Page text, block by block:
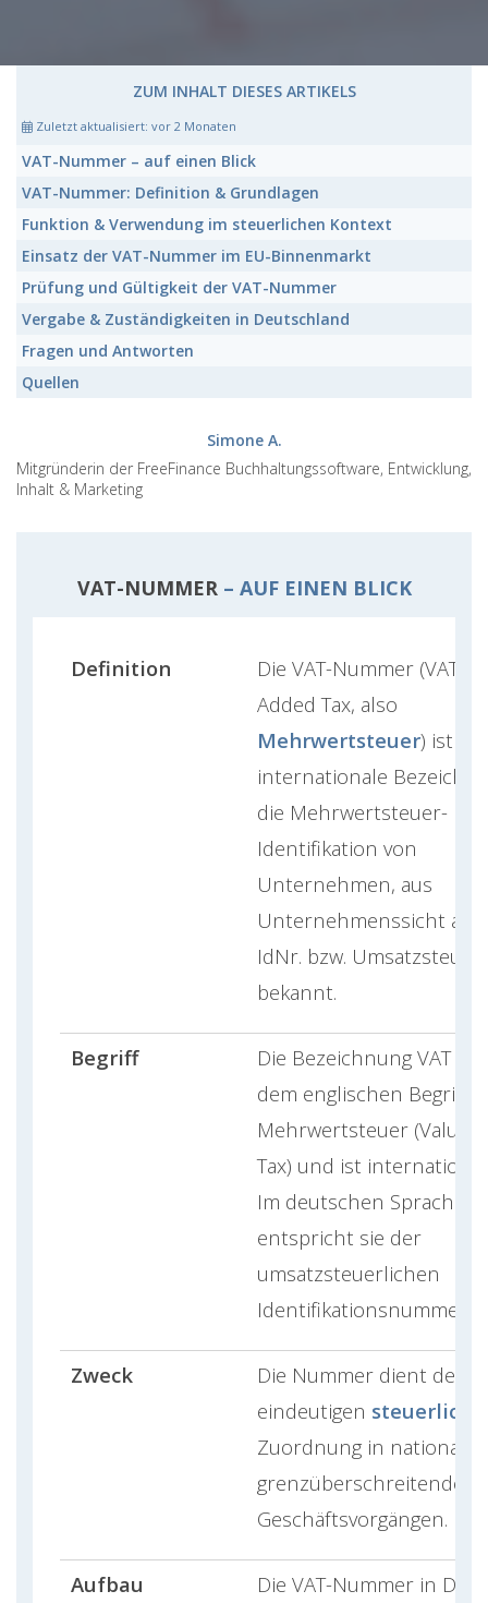
ZUM INHALT DIESES ARTIKELS
Zuletzt aktualisiert: vor 2 Monaten
VAT-Nummer – auf einen Blick
VAT-Nummer: Definition & Grundlagen
Funktion & Verwendung im steuerlichen Kontext
Einsatz der VAT-Nummer im EU-Binnenmarkt
Prüfung und Gültigkeit der VAT-Nummer
Vergabe & Zuständigkeiten in Deutschland
Fragen und Antworten
Quellen
Simone A.
Mitgründerin der FreeFinance Buchhaltungssoftware, Entwicklung,
Inhalt & Marketing
VAT-NUMMER– AUF EINEN BLICK
Definition
Die VAT-Nummer (VAT =
Added Tax, also
Mehrwertsteuer) ist die
internationale
die Mehrwertsteuer-
Identifikation von
Unternehmen, aus
Unternehmenssicht als
IdNr. bzw.
bekannt.
Begriff
Die Bezeichnung VAT
dem englischen Begriff
Mehrwertsteuer (Value
Tax) und ist
Im deutschen
entspricht sie der
umsatzsteuerlichen
Identifikationsnummer.
Zweck
Die Nummer dient der
eindeutigen
Zuordnung in
grenzüberschreitenden
Geschäftsvorgängen.
Aufbau
Die VAT-Nummer in